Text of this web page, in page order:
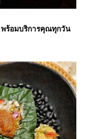
พร้อมบริการคุณทุกวัน